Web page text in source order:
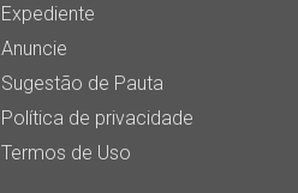
Expediente
Anuncie
Sugestão de Pauta
Política de privacidade
Termos de Uso